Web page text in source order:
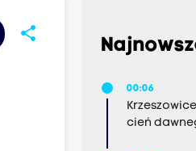
share
00:06
cień